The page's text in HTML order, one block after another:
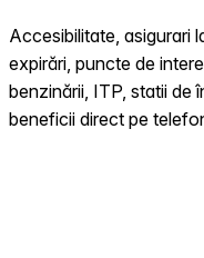
Accesibilitate, asigurari
expirări, puncte de
benzinării, ITP, statii de
beneficii direct pe